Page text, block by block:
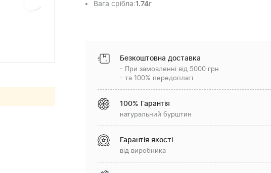
Вага срібла:1.74г
Безкоштовна доставка
- При замовленні від 5000 грн
- та 100% передоплаті
100% Гарантія
натуральний бурштин
Гарантія якості
від виробника